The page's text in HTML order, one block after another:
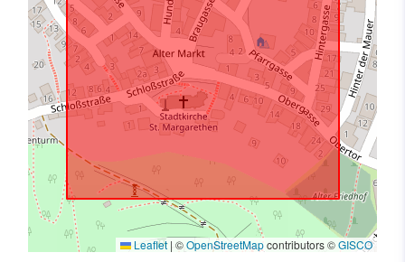
Leaflet | ©OpenStreetMapcontributors ©GISCO